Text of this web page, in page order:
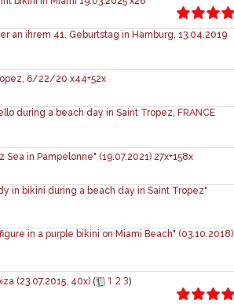
an ihrem 41. Geburtstag in Hamburg, 13.04.2019
6/22/20 x44+52x
during a beach day in Saint Tropez, FRANCE
in Pampelonne" (19.07.2021) 27x+158x
in bikini during a beach day in Saint Tropez"
in a purple bikini on Miami Beach" (03.10.2018)
(23.07.2015, 40x) ( 1 23)